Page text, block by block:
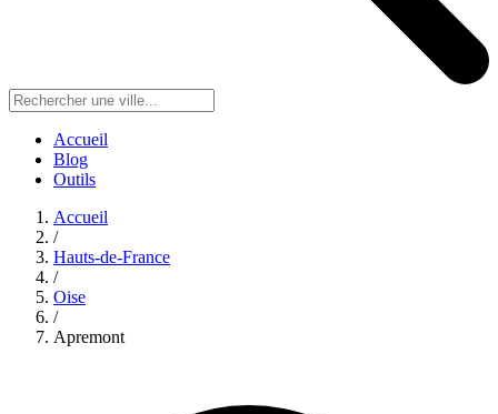
Accueil
Blog
Outils
Accueil
/
Hauts-de-France
/
Oise
/
Apremont